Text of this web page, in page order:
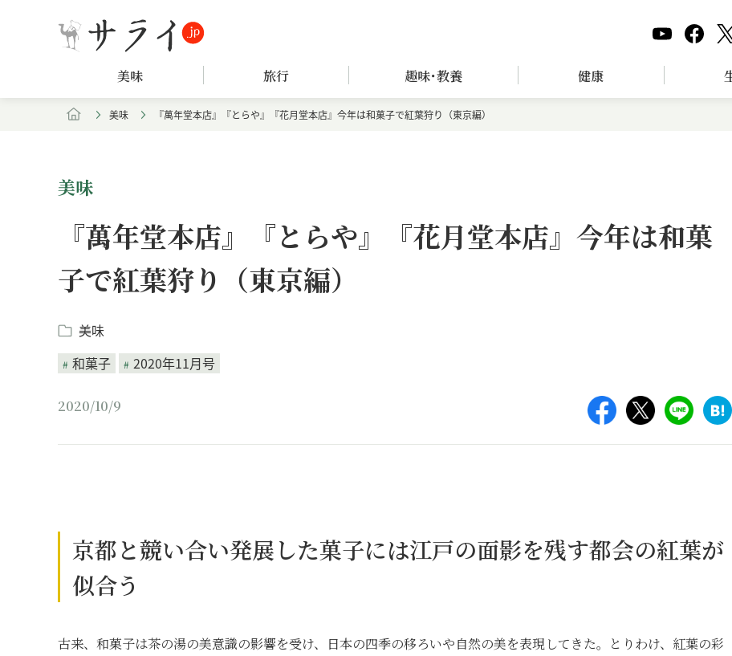
美味 旅行 趣味･教養 健康
美味 『萬年堂本店』『とらや』『花月堂本店』今年は和菓子で紅葉狩り（東京編）
美味
『萬年堂本店』『とらや』『花月堂本店』今年は和菓
子で紅葉狩り（東京編）
美味
和菓子
2020年11月号
2020/10/9
京都と競い合い発展した菓子には江戸の面影を残す都会の紅葉が
似合う
古来、和菓子は茶の湯の美意識の影響を受け、日本の四季の移ろいや自然の美を表現してきた。とりわけ、紅葉の彩